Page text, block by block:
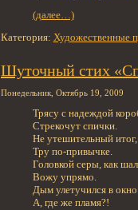
(далее…)
Категория: Художественные
Шуточный стих
Понедельник, Октябрь 19, 2009
Трясу с надеждой
Стрекочут спички.
Не утешительный итог,
Тру по-привычке.
Головкой серы, как
Вожу упрямо.
Дым улетучился в
А, где же пламя?!